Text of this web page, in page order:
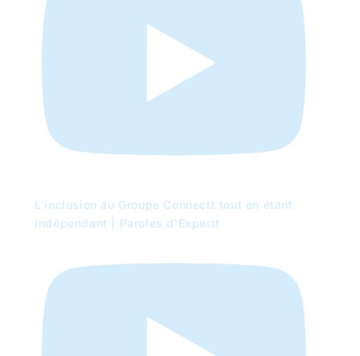
L'inclusion au Groupe Connectt tout en étant
indépendant | Paroles d'Expertt